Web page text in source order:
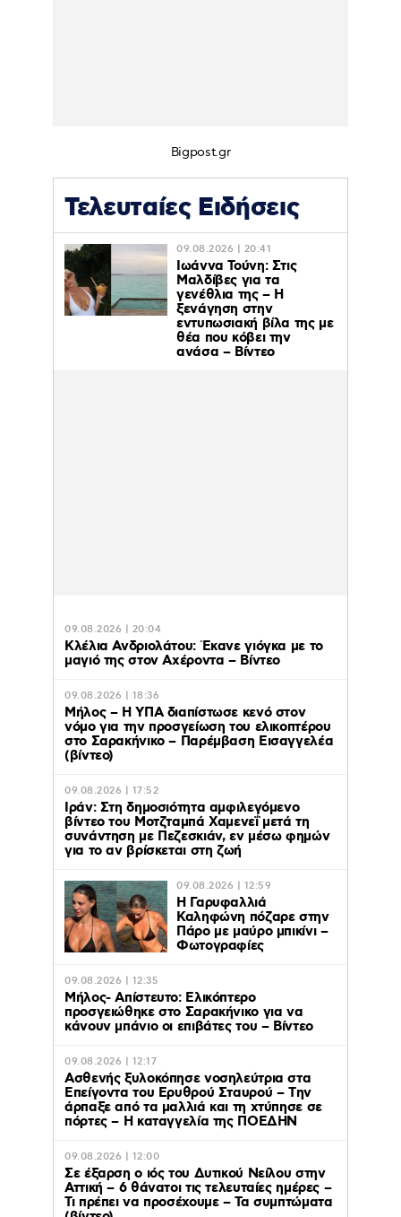
Bigpost.gr
Τελευταίες Ειδήσεις
09.08.2026 | 20:41
Ιωάννα Τούνη: Στις
Μαλδίβες για τα
γενέθλια της – H
ξενάγηση στην
εντυπωσιακή βίλα της με
θέα που κόβει την
ανάσα – Βίντεο
09.08.2026 | 20:04
Κλέλια Ανδριολάτου: Έκανε γιόγκα με το
μαγιό της στον Αχέροντα – Βίντεο
09.08.2026 | 18:36
Μήλος – Η ΥΠΑ διαπίστωσε κενό στον
νόμο για την προσγείωση του ελικοπτέρου
στο Σαρακήνικο – Παρέμβαση Εισαγγελέα
(βίντεο)
09.08.2026 | 17:52
Ιράν: Στη δημοσιότητα αμφιλεγόμενο
βίντεο του Μοτζταμπά Χαμενεΐ μετά τη
συνάντηση με Πεζεσκιάν, εν μέσω φημών
για το αν βρίσκεται στη ζωή
09.08.2026 | 12:59
Η Γαρυφαλλιά
Καληφώνη πόζαρε στην
Πάρο με μαύρο μπικίνι –
Φωτογραφίες
09.08.2026 | 12:35
Μήλος- Απίστευτο: Ελικόπτερο
προσγειώθηκε στο Σαρακήνικο για να
κάνουν μπάνιο οι επιβάτες του – Βίντεο
09.08.2026 | 12:17
Ασθενής ξυλοκόπησε νοσηλεύτρια στα
Επείγοντα του Ερυθρού Σταυρού – Tην
άρπαξε από τα μαλλιά και τη χτύπησε σε
πόρτες – Η καταγγελία της ΠΟΕΔΗΝ
09.08.2026 | 12:00
Σε έξαρση ο ιός του Δυτικού Νείλου στην
Αττική – 6 θάνατοι τις τελευταίες ημέρες –
Τι πρέπει να προσέχουμε – Τα συμπτώματα